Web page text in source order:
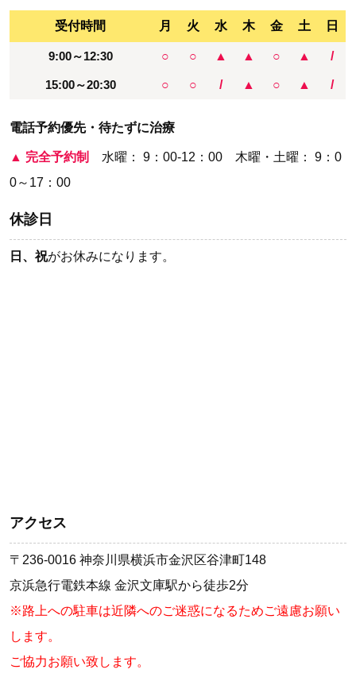
受付時間 月 火 水 木 金 土 日
9:00～12:30 ○ ○ ▲ ▲ ○ ▲ /
15:00～20:30 ○ ○ / ▲ ○ ▲ /
電話予約優先・待たずに治療
▲ 完全予約制 水曜： 9：00-12：00 木曜・土曜： 9：0
0～17：00
休診日
日、祝がお休みになります。
アクセス
〒236-0016 神奈川県横浜市金沢区谷津町148
京浜急行電鉄本線 金沢文庫駅から徒歩2分
※路上への駐車は近隣へのご迷惑になるためご遠慮お願い
します。
ご協力お願い致します。